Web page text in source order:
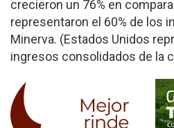
crecieron un 76% en
representaron el 60% de los
Minerva. (Estados Unidos
ingresos consolidados de la